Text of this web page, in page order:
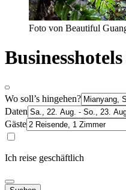
Foto von Beautiful
Wo soll’s hingehen?
Daten
Gäste
Ich reise geschäftlich